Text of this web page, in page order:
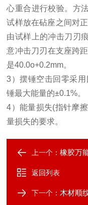
心重合进行校验。方
试样放在砧座之间对
由试样上的冲击刀刃
意冲击刀刃在支座跨
是40.0o+0.2mm。
3）摆锤空击回零采
锤最大能量的±0.1%。
4）能量损失(指针摩
量损失的要求。
上一个：橡胶万
返回列表
下一个： 木材顺